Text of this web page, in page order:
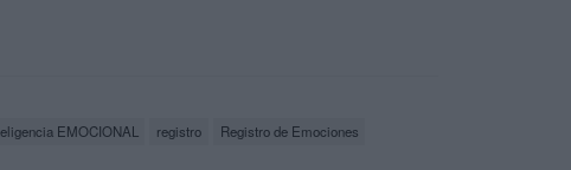
EMOCIONAL registro Registro de Emociones